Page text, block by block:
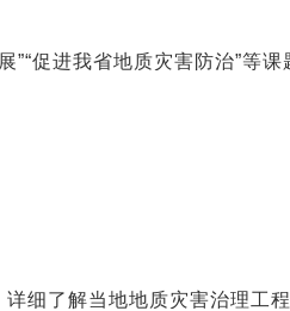
促进我省地质灾害防治”等课
细了解当地地质灾害治理工